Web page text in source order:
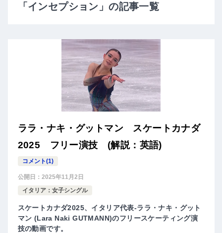
「インセプション」の記事一覧
ララ・ナキ・グットマン スケートカナダ
2025 フリー演技 (解説：英語)
コメント(1)
公開日： 2025年11月2日
イタリア：女子シングル
スケートカナダ2025、イタリア代表-ララ・ナキ・グット
マン (Lara Naki GUTMANN)のフリースケーティング演
技の動画です。